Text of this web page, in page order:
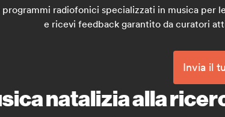
radiofonici specializzati in musica per
e ricevi feedback garantito da curatori
Invia il
natalizia alla